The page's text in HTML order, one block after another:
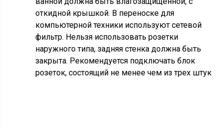
откидной крышкой. В переноске для
компьютерной техники используют сетевой
фильтр. Нельзя использовать розетки
наружного типа, задняя стенка должна быть
закрыта. Рекомендуется подключать блок
розеток, состоящий не менее чем из трех штук